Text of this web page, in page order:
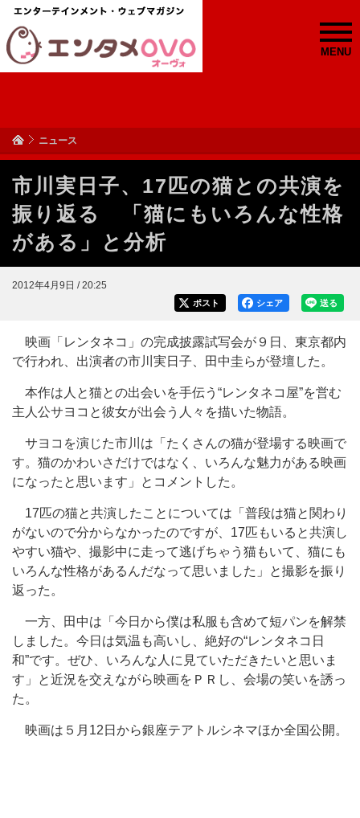
MENU
ニュース
市川実日子、17匹の猫との共演を
振り返る 「猫にもいろんな性格
がある」と分析
2012年4月9日 / 20:25
送る
シェア
ポスト
映画「レンタネコ」の完成披露試写会が９日、東京都内
で行われ、出演者の市川実日子、田中圭らが登壇した。
本作は人と猫との出会いを手伝う“レンタネコ屋”を営む
主人公サヨコと彼女が出会う人々を描いた物語。
サヨコを演じた市川は「たくさんの猫が登場する映画で
す。猫のかわいさだけではなく、いろんな魅力がある映画
になったと思います」とコメントした。
17匹の猫と共演したことについては「普段は猫と関わり
がないので分からなかったのですが、17匹もいると共演し
やすい猫や、撮影中に走って逃げちゃう猫もいて、猫にも
いろんな性格があるんだなって思いました」と撮影を振り
返った。
一方、田中は「今日から僕は私服も含めて短パンを解禁
しました。今日は気温も高いし、絶好の“レンタネコ日
和”です。ぜひ、いろんな人に見ていただきたいと思いま
す」と近況を交えながら映画をＰＲし、会場の笑いを誘っ
た。
映画は５月12日から銀座テアトルシネマほか全国公開。